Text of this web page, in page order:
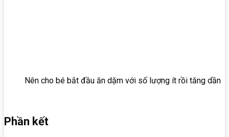
Nên cho bé bắt đầu ăn dặm với số lượng ít rồi tăng dần
Phần kết